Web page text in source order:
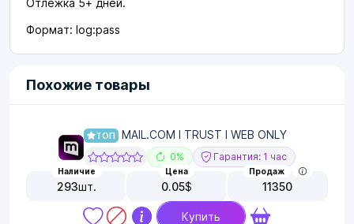
Отлёжка 5+ дней.
Формат: log:pass
Похожие товары
ТОП MAIL.COM I TRUST I WEB ONLY
0% Гарантия: 1 час
Наличие
293шт.
Цена
0.05$
Продаж
11350
Купить